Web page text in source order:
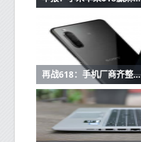
再战618：手机厂商齐整活 这几大行业趋势你看懂了吗